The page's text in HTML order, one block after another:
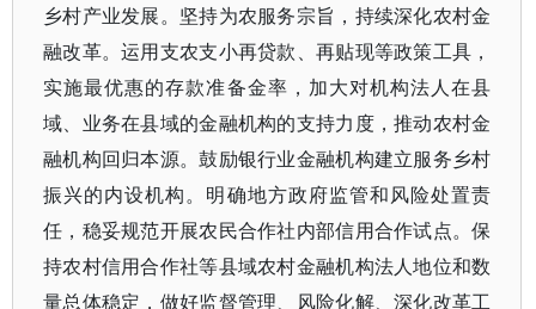
乡村产业发展。坚持为农服务宗旨，持续深化农村金
融改革。运用支农支小再贷款、再贴现等政策工具，
实施最优惠的存款准备金率，加大对机构法人在县
域、业务在县域的金融机构的支持力度，推动农村金
融机构回归本源。鼓励银行业金融机构建立服务乡村
振兴的内设机构。明确地方政府监管和风险处置责
任，稳妥规范开展农民合作社内部信用合作试点。保
持农村信用合作社等县域农村金融机构法人地位和数
量总体稳定，做好监督管理、风险化解、深化改革工